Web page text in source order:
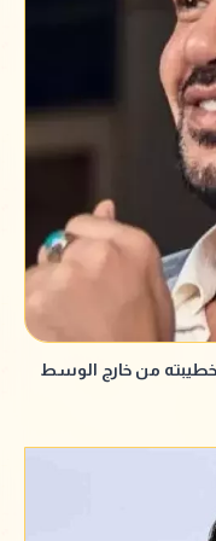
من خارج الوسط